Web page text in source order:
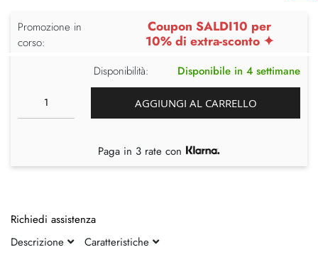
Promozione in
corso:
Coupon SALDI10 per
10% di extra-sconto ✦
Disponibilità: Disponibile in 4 settimane
AGGIUNGI AL CARRELLO
Paga in 3 rate con
Richiedi assistenza
Descrizione
Caratteristiche